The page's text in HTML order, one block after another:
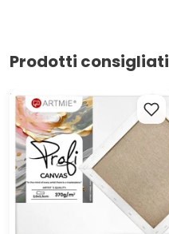
Prodotti consigliati
Tela per pittura con telaio
PROFI | dimensioni diverse